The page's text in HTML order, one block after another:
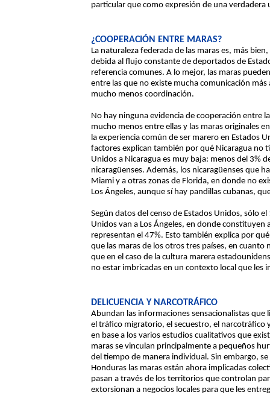
particular que como expresión de una verdadera
¿COOPERACIÓN ENTRE MARAS?
La naturaleza federada de las maras es, más
debida al flujo constante de deportados de
referencia comunes. A lo mejor, las maras
entre las que no existe mucha comunicación
mucho menos coordinación.
No hay ninguna evidencia de cooperación entre
mucho menos entre ellas y las maras originales
la experiencia común de ser marero en Estados
factores explican también por qué Nicaragua no
Unidos a Nicaragua es muy baja: menos del 3%
nicaragüenses. Además, los nicaragüenses que
Miami y a otras zonas de Florida, en donde no
Los Ángeles, aunque sí hay pandillas cubanas,
Según datos del censo de Estados Unidos, sólo
Unidos van a Los Ángeles, en donde
representan el 47%. Esto también explica por
que las maras de los otros tres países, en
que en el caso de la cultura marera
no estar imbricadas en un contexto local que les
DELICUENCIA Y NARCOTRÁFICO
Abundan las informaciones sensacionalistas que
el tráfico migratorio, el secuestro, el narcotráfico
en base a los varios estudios cualitativos que
maras se vinculan principalmente a pequeños
del tiempo de manera individual. Sin embargo,
Honduras las maras están ahora implicadas
pasan a través de los territorios que controlan
extorsionan a negocios locales para que les